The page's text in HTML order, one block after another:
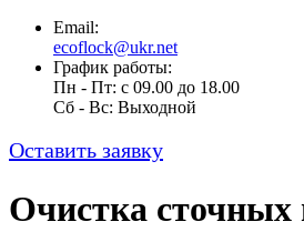
Email:
ecoflock@ukr.net
График работы:
Пн - Пт: с 09.00 до 18.00
Cб - Вс: Выходной
Оставить заявку
Очистка сточных